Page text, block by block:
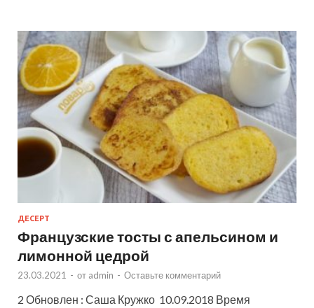
ДЕСЕРТ
Французские тосты с апельсином и
лимонной цедрой
23.03.2021 - от admin - Оставьте комментарий
2 Обновлен : Саша Кружко 10.09.2018 Время